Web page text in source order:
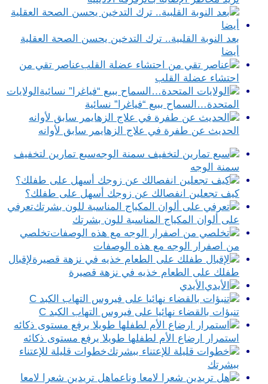
بعد النوبة القلبية.. ترك التدخين يحسن الصحة العقلية
أيضا
عناصر تقي من
احتشاء عضلة القلب
الولايات
المتحدة…السماح ببيع “فياغرا” نسائية
الحديث عن طفرة في علاج الزهايمر سابق لأوانه
سبع تمارين لتخفيف
سمنة الوجه
كيف تجعلين انفصالك عن زوجك أسهل على طفلك؟
تعرفي
على ألوان المكياج المناسبة للون بشرتك
تخلصي
من اصفرار الوجه مع هذه الوصفات
لإقبال
طفلك على الطعام خذيه في نزهة قصيرة
الأيدي
تنبؤات بالقضاء نهائيا على فيروس التهاب الكبد C
استمرار ارضاع الأم لطفلها طويلا يرفع مستوى ذكائه
خطوات قليلة للإعتناء
ببشرتك
هل تريدين شعرا لامعا